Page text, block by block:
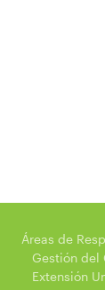
Áreas de
Gestión del
Extensión